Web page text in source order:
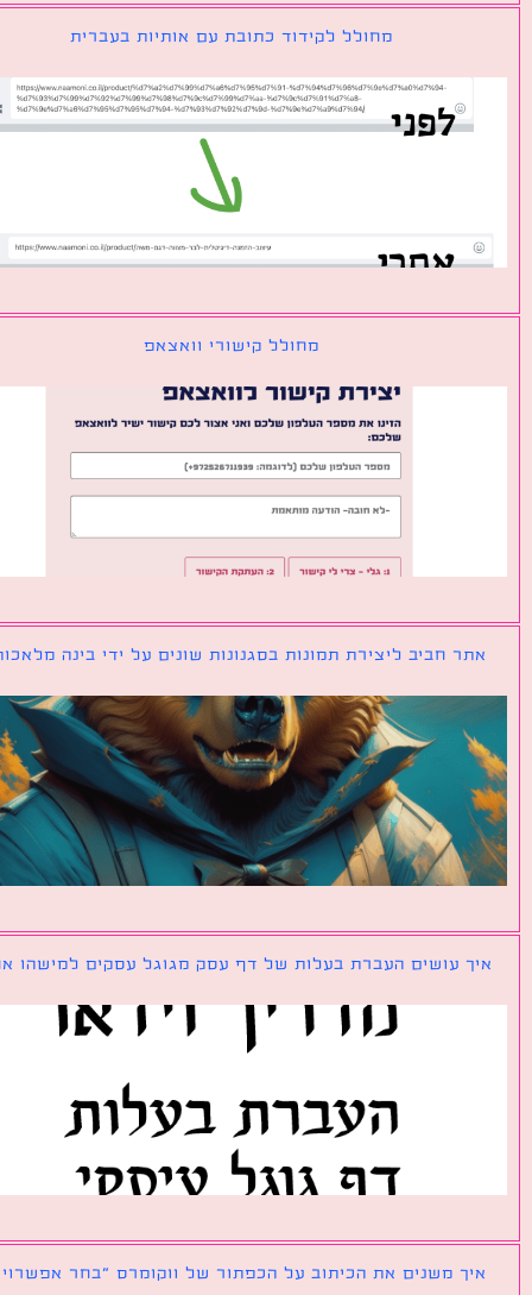
מחולל לקידוד כתובת עם אותיות בעברית
מחולל קישורי וואצאפ
חביב ליצירת תמונות בסגנונות שונים על ידי בינה מלאכותית
עושים העברת בעלות של דף עסק מגוגל עסקים למישהו אחר?
משנים את הכיתוב על הכפתור של ווקומרס ״בחר אפשרויות״